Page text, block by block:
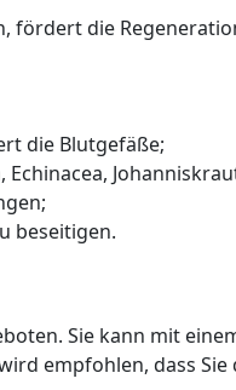
fördert die
die Blutgefäße;
beseitigen.
Sie kann mit
empfohlen, dass Sie